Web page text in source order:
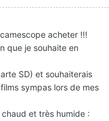
acheter !!!
que je souhaite en
SD) et souhaiterais
sympas lors de mes
et très humide :